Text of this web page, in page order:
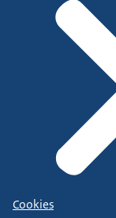
Cookies